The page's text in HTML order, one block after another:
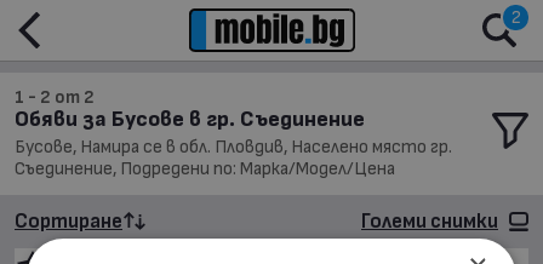
2
1 - 2 от 2
Обяви за Бусове в гр. Съединение
Бусове, Намира се в обл. Пловдив, Населено място гр.
Съединение, Подредени по: Марка/Модел/Цена
Сортиране Големи снимки